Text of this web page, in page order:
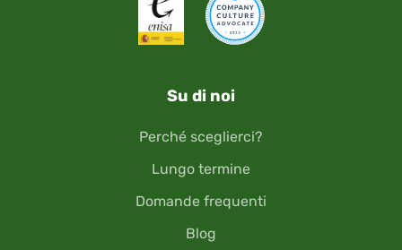
Su di noi
Perché sceglierci?
Lungo termine
Domande frequenti
Blog